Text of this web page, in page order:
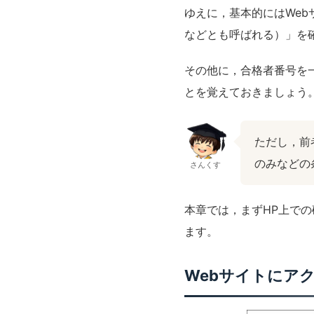
ゆえに，基本的にはWeb
などとも呼ばれる）」を
その他に，合格者番号を
とを覚えておきましょう
さんくす
ただし，
のみなどの
本章では，まずHP上で
ます。
Webサイトにア